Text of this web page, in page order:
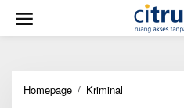
w
Homepage / Kriminal